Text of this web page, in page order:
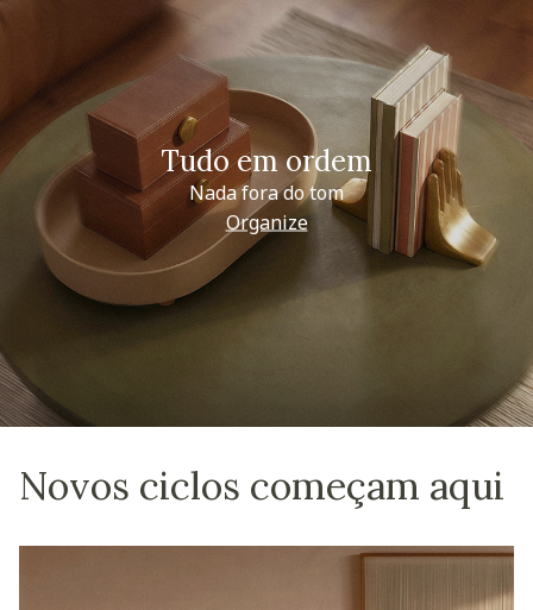
Tudo em ordem
Nada fora do tom
Organize
Novos ciclos começam aqui